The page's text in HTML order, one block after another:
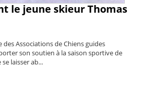
le jeune skieur Thomas
Associations de Chiens guides
son soutien à la saison sportive de
laisser ab...